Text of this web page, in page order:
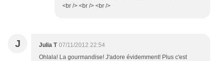
<br /> <br /> <br />
J Julia T 07/11/2012 22:54
Ohlala! La gourmandise! J'adore évidemment! Plus c'est